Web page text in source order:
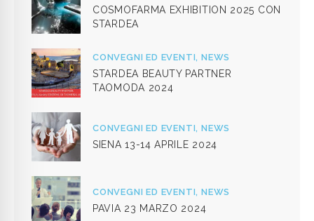
COSMOFARMA EXHIBITION 2025 CON
STARDEA
CONVEGNI ED EVENTI,NEWS
STARDEA BEAUTY PARTNER
TAOMODA 2024
CONVEGNI ED EVENTI,NEWS
SIENA 13-14 APRILE 2024
CONVEGNI ED EVENTI,NEWS
PAVIA 23 MARZO 2024